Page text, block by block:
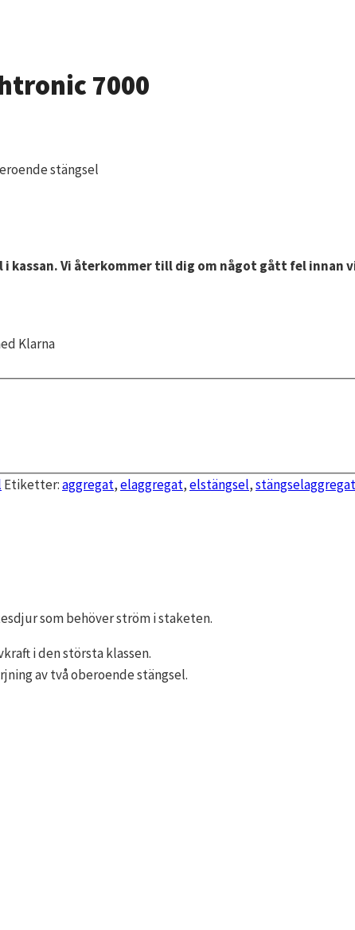
7000
stängsel
kassan. Vi återkommer till dig om något gått fel innan
Klarna
Etiketter:aggregat,elaggregat,elstängsel,stängselaggregat
som behöver ström i staketen.
i den största klassen.
av två oberoende stängsel.